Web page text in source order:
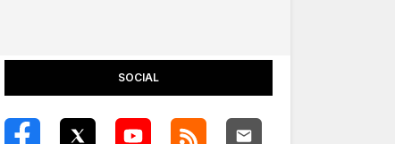
SOCIAL